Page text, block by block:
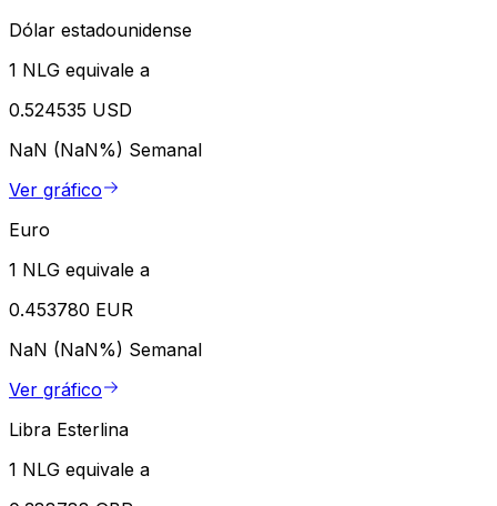
Dólar estadounidense
1 NLG equivale a
0.524535 USD
NaN (NaN%) Semanal
Ver gráfico
Euro
1 NLG equivale a
0.453780 EUR
NaN (NaN%) Semanal
Ver gráfico
Libra Esterlina
1 NLG equivale a